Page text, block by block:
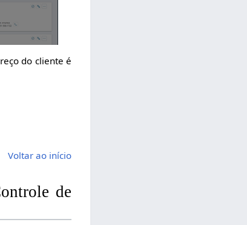
do cliente é
Voltar ao início
de